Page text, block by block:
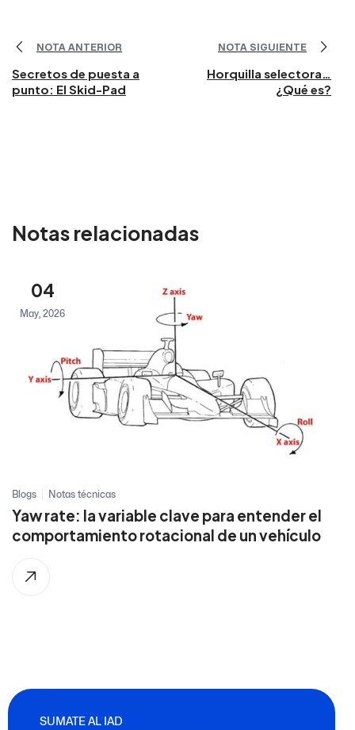
NOTA ANTERIOR
Secretos de puesta a
punto: El Skid-Pad
NOTA SIGUIENTE
Horquilla selectora…
¿Qué es?
Notas relacionadas
04
May, 2026
Blogs Notas técnicas
Yaw rate: la variable clave para entender el
comportamiento rotacional de un vehículo
SUMATE AL IAD